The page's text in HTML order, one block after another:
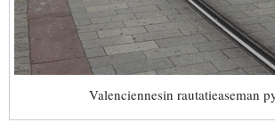
Valenciennesin rautatieaseman